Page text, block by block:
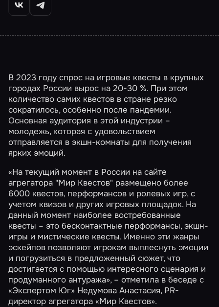
В 2023 году спрос на игровые квесты в крупных
городах России вырос на 20-30 %. При этом
количество самих квестов в стране резко
сократилось, особенно после пандемии.
Основная аудитория в этой индустрии –
молодежь, которая с удовольствием
отправляется в экшн-комнаты для получения
ярких эмоций.
«На текущий момент в России на сайте
агрегатора "Мир Квестов" размещено более
6000 квестов, перформансов и ролевых игр, с
учетом квизов и других игровых площадок. На
данный момент наиболее востребованные
квесты – это бесконтактные перформансы, экшн-
игры и мистические квесты. Именно эти жанры
эскейпов позволяют игрокам выплеснуть эмоции
и погрузиться в предложенный сюжет, что
достигается с помощью интересного сценария и
продуманного антуража», – отметила в беседе с
«Экспертом Юг» Недумова Анастасия, PR-
директор агрегатора «Мир Квестов».